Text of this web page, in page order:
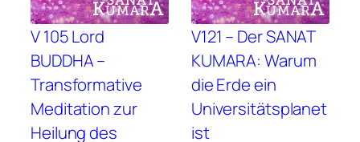
V 105 Lord
BUDDHA –
Transformative
Meditation zur
Heilung des
V121 – Der SANAT
KUMARA: Warum
die Erde ein
Universitätsplanet
ist